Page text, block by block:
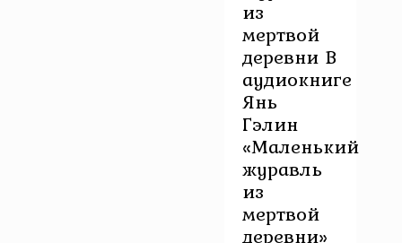
из
мертвой
деревни В
аудиокниге
Янь
Гэлин
«Маленький
журавль
из
мертвой
деревни»